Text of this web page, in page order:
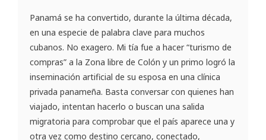
Panamá se ha convertido, durante la última década,
en una especie de palabra clave para muchos
cubanos. No exagero. Mi tía fue a hacer “turismo de
compras” a la Zona libre de Colón y un primo logró la
inseminación artificial de su esposa en una clínica
privada panameña. Basta conversar con quienes han
viajado, intentan hacerlo o buscan una salida
migratoria para comprobar que el país aparece una y
otra vez como destino cercano, conectado,